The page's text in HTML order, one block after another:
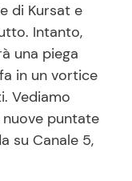
di Kursat e
Intanto,
una piega
in un vortice
Vediamo
puntate
su Canale 5,